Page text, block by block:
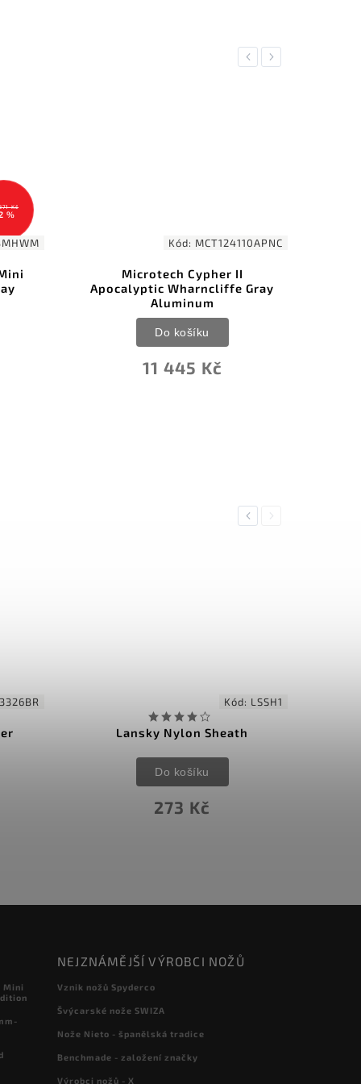
Previous
Kč
%
Kód: MCT124110APNC
Microtech Cypher II
Apocalyptic Wharncliffe Gray
Aluminum
11 445 Kč
Do košíku
Next
Previous
Kód: LSSH1
Lansky Nylon Sheath
273 Kč
Do košíku
Next
Mini
NEJZNÁMĚJŠÍ VÝROBCI NOŽŮ
Vznik nožů Spyderco
Švýcarské nože SWIZA
Nože Nieto - španělská tradice
Benchmade - založení značky
Výrobci nožů - X